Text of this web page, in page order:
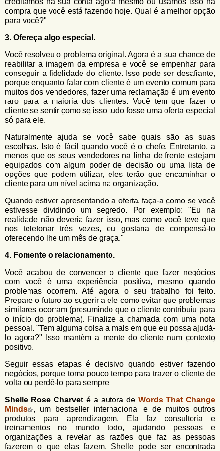
creditamos na sua conta agora mesmo ou usamos isso na
compra que você está fazendo hoje. Qual é a melhor opção
para você?"
3. Ofereça algo especial.
Você resolveu o problema original. Agora é a sua chance de
reabilitar a imagem da empresa e você se empenhar para
conseguir a fidelidade do cliente. Isso pode ser desafiante,
porque enquanto falar com cliente é um evento comum para
muitos dos vendedores, fazer uma reclamação é um evento
raro para a maioria dos clientes. Você tem que fazer o
cliente se sentir como se isso tudo fosse uma oferta especial
só para ele.
Naturalmente ajuda se você sabe quais são as suas
escolhas. Isto é fácil quando você é o chefe. Entretanto, a
menos que os seus vendedores na linha de frente estejam
equipados com algum poder de decisão ou uma lista de
opções que podem utilizar, eles terão que encaminhar o
cliente para um nível acima na organização.
Quando estiver apresentando a oferta, faça-acomo se você
estivesse dividindo um segredo. Por exemplo: "Eu na
realidade não deveria fazer isso, mas como você teve que
nos telefonar três vezes, eu gostaria de compensá-lo
oferecendo lhe um mês de graça."
4. Fomente o relacionamento.
Você acabou de convencer o cliente que fazer negócios
com você é uma experiência positiva, mesmo quando
problemas ocorrem. Até agora o seu trabalho foi feito.
Prepare o futuro ao sugerir a ele como evitar que problemas
similares ocorram (presumindo que o cliente contribuiu para
o início do problema). Finalize a chamada com uma nota
pessoal. "Tem alguma coisa a mais em que eu possa ajudá-
lo agora?" Isso mantém a mente do cliente num contexto
positivo.
Seguir essas etapas é decisivo quando estiver fazendo
negócios, porque toma pouco tempo para trazer o cliente de
volta ou perdê-lo para sempre.
Shelle Rose Charvet é a autora de Words That Change
Minds
, um bestseller internacional e de muitos outros
produtos para aprendizagem. Ela faz consultoria e
treinamentos no mundo todo, ajudando pessoas e
organizações a revelar as razões que faz as pessoas
fazerem o que elas fazem. Shelle pode ser encontrada